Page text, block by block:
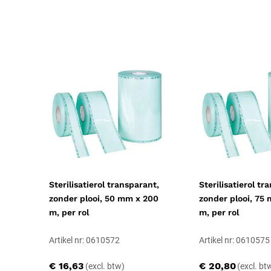
Sterilisatierol transparant,
zonder plooi, 50 mm x 200
m, per rol
Artikel nr: 0610572
€ 16,63
Sterilisatierol
zonder plooi, 75
m, per rol
Artikel nr: 0610575
€ 20,80